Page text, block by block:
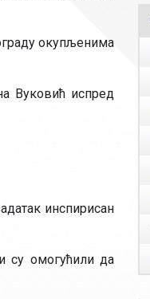
окупљенима
Вуковић испред
инспирисан
су омогућили да